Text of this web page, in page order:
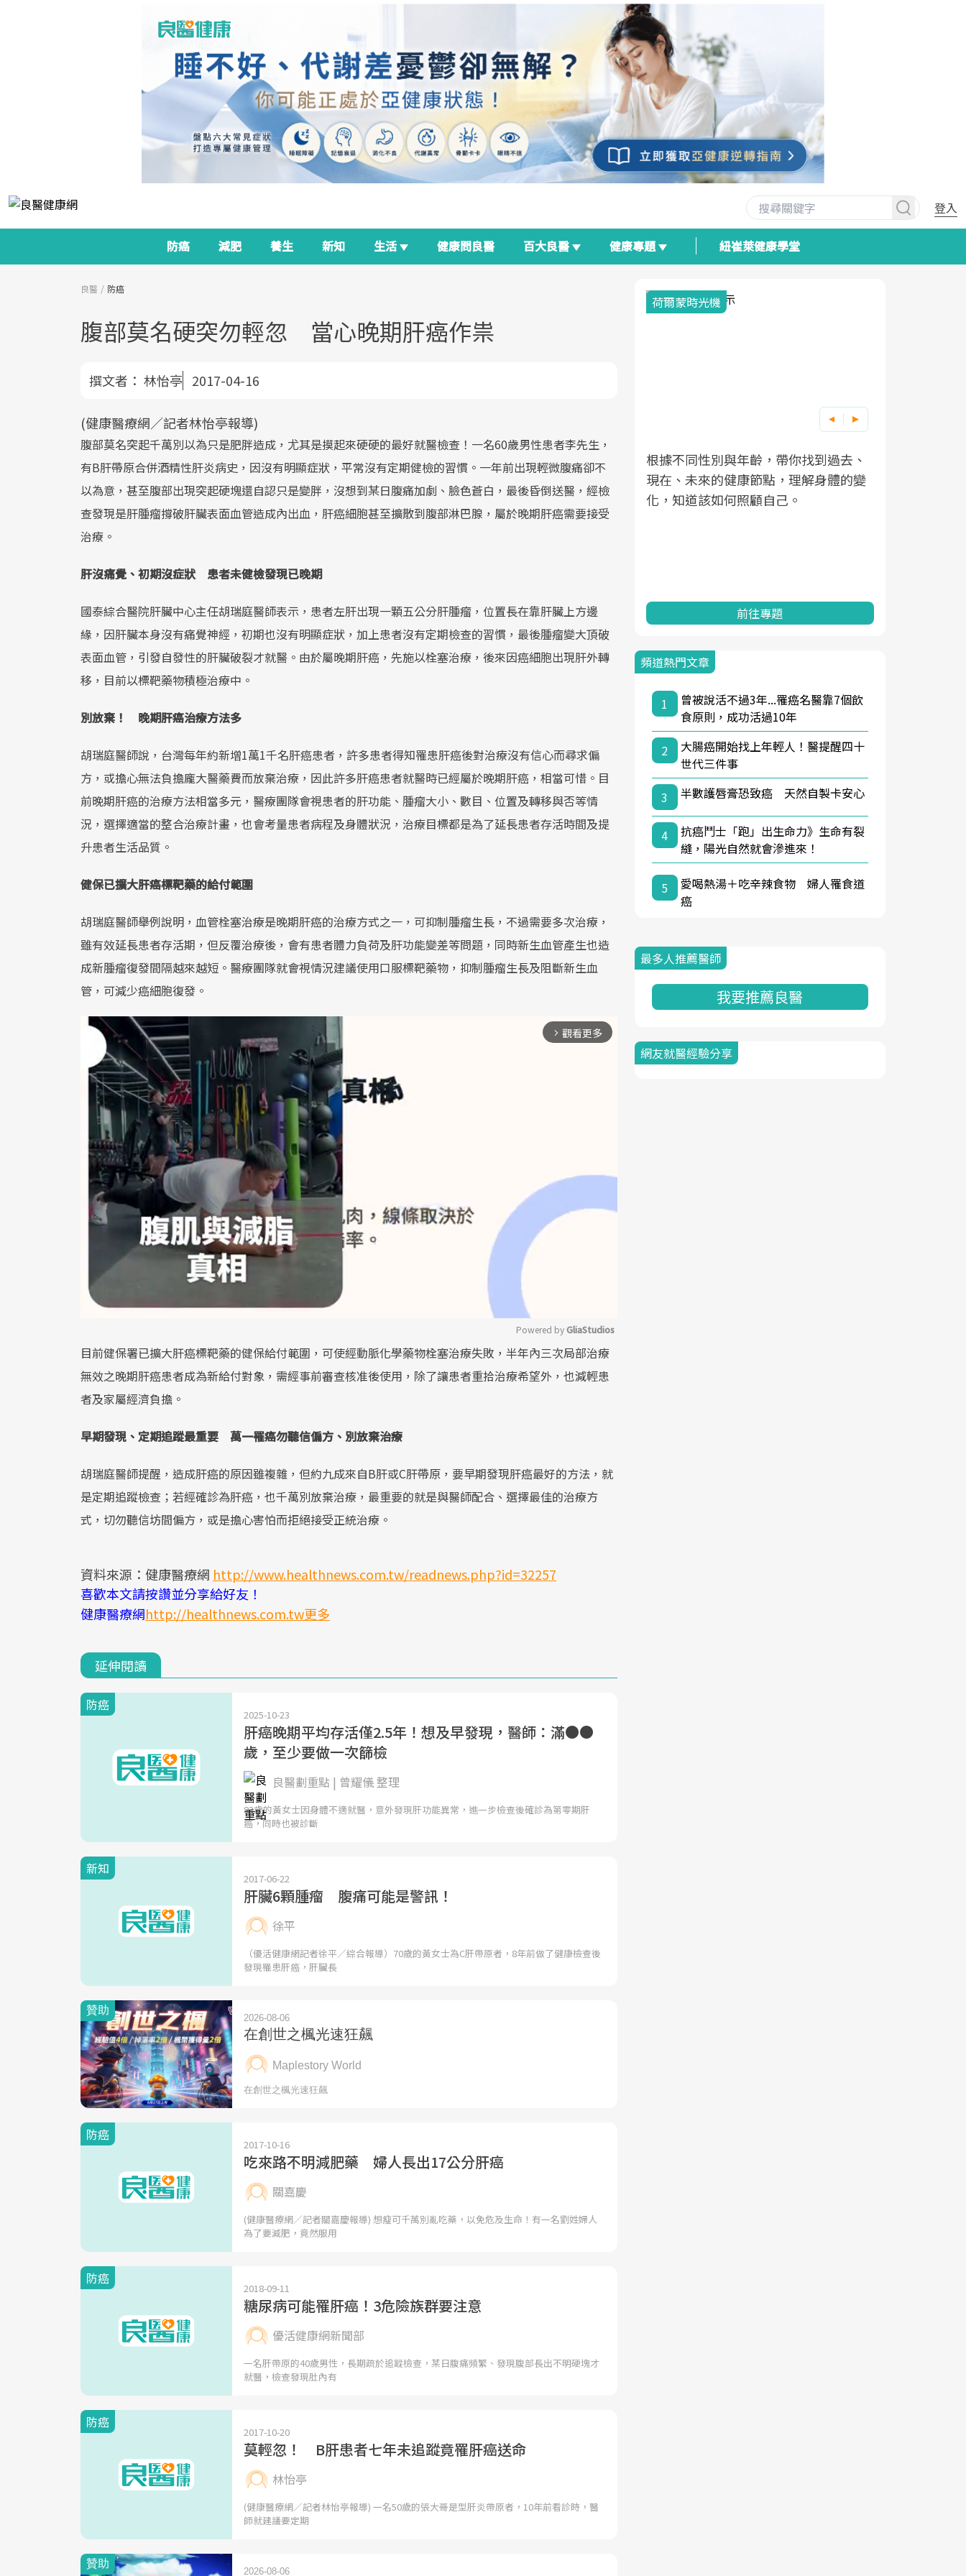
登入
防癌 減肥 養生 新知 生活 健康問良醫 百大良醫 健康專題 紐崔萊健康學堂
良醫 防癌
腹部莫名硬突勿輕忽 當心晚期肝癌作祟
撰文者： 林怡亭 2017-04-16
(健康醫療網／記者林怡亭報導)
腹部莫名突起千萬別以為只是肥胖造成，尤其是摸起來硬硬的最好就醫檢查！一名60歲男性患者李先生，
有B肝帶原合併酒精性肝炎病史，因沒有明顯症狀，平常沒有定期健檢的習慣。一年前出現輕微腹痛卻不
以為意，甚至腹部出現突起硬塊還自認只是變胖，沒想到某日腹痛加劇、臉色蒼白，最後昏倒送醫，經檢
查發現是肝腫瘤撐破肝臟表面血管造成內出血，肝癌細胞甚至擴散到腹部淋巴腺，屬於晚期肝癌需要接受
治療。
肝沒痛覺、初期沒症狀 患者未健檢發現已晚期
國泰綜合醫院肝臟中心主任胡瑞庭醫師表示，患者左肝出現一顆五公分肝腫瘤，位置長在靠肝臟上方邊
緣，因肝臟本身沒有痛覺神經，初期也沒有明顯症狀，加上患者沒有定期檢查的習慣，最後腫瘤變大頂破
表面血管，引發自發性的肝臟破裂才就醫。由於屬晚期肝癌，先施以栓塞治療，後來因癌細胞出現肝外轉
移，目前以標靶藥物積極治療中。
別放棄！ 晚期肝癌治療方法多
胡瑞庭醫師說，台灣每年約新增1萬1千名肝癌患者，許多患者得知罹患肝癌後對治療沒有信心而尋求偏
方，或擔心無法負擔龐大醫藥費而放棄治療，因此許多肝癌患者就醫時已經屬於晚期肝癌，相當可惜。目
前晚期肝癌的治療方法相當多元，醫療團隊會視患者的肝功能、腫瘤大小、數目、位置及轉移與否等情
況，選擇適當的整合治療計畫，也會考量患者病程及身體狀況，治療目標都是為了延長患者存活時間及提
升患者生活品質。
健保已擴大肝癌標靶藥的給付範圍
胡瑞庭醫師舉例說明，血管栓塞治療是晚期肝癌的治療方式之一，可抑制腫瘤生長，不過需要多次治療，
雖有效延長患者存活期，但反覆治療後，會有患者體力負荷及肝功能變差等問題，同時新生血管產生也造
成新腫瘤復發間隔越來越短。醫療團隊就會視情況建議使用口服標靶藥物，抑制腫瘤生長及阻斷新生血
管，可減少癌細胞復發。
arrow_forward_ios 觀看更多
Mute
Powered by GliaStudios
目前健保署已擴大肝癌標靶藥的健保給付範圍，可使經動脈化學藥物栓塞治療失敗，半年內三次局部治療
無效之晚期肝癌患者成為新給付對象，需經事前審查核准後使用，除了讓患者重拾治療希望外，也減輕患
者及家屬經濟負擔。
早期發現、定期追蹤最重要 萬一罹癌勿聽信偏方、別放棄治療
胡瑞庭醫師提醒，造成肝癌的原因雖複雜，但約九成來自B肝或C肝帶原，要早期發現肝癌最好的方法，就
是定期追蹤檢查；若經確診為肝癌，也千萬別放棄治療，最重要的就是與醫師配合、選擇最佳的治療方
式，切勿聽信坊間偏方，或是擔心害怕而拒絕接受正統治療。
資料來源：健康醫療網 http://www.healthnews.com.tw/readnews.php?id=32257
喜歡本文請按讚並分享給好友！
健康醫療網http://healthnews.com.tw更多
延伸閱讀
防癌
2025-10-23
肝癌晚期平均存活僅2.5年！想及早發現，醫師：滿●●
歲，至少要做一次篩檢
良醫劃重點 | 曾耀儀 整理
83歲的黃女士因身體不適就醫，意外發現肝功能異常，進一步檢查後確診為第零期肝
癌，同時也被診斷
新知
2017-06-22
肝臟6顆腫瘤 腹痛可能是警訊！
徐平
（優活健康網記者徐平／綜合報導）70歲的黃女士為C肝帶原者，8年前做了健康檢查後
發現罹患肝癌，肝臟長
防癌
2017-10-16
吃來路不明減肥藥 婦人長出17公分肝癌
關嘉慶
(健康醫療網／記者關嘉慶報導) 想瘦可千萬別亂吃藥，以免危及生命！有一名劉姓婦人
為了要減肥，竟然服用
防癌
2018-09-11
糖尿病可能罹肝癌！3危險族群要注意
優活健康網新聞部
一名肝帶原的40歲男性，長期疏於追蹤檢查，某日腹痛頻繁、發現腹部長出不明硬塊才
就醫，檢查發現肚內有
防癌
2017-10-20
莫輕忽！ B肝患者七年未追蹤竟罹肝癌送命
林怡亭
(健康醫療網／記者林怡亭報導) 一名50歲的張大哥是型肝炎帶原者，10年前看診時，醫
師就建議要定期
面對超高齡社會的浪潮，台灣正在快速
邁向「健康照護」的新時代。隨著國家
政策如「健康台灣推動委員會」與「長
照3.0」的推進，「預防醫學」已成全民
前往專題
2025年，就到良醫生活祭體驗「一站式
健康新生活」，從講座、體驗到運動，
全面啟動你的健康革命！
前往專題
良醫健康網從「換季的身體變化」出
發，透過醫學觀點與日常感受的對話，
建立對亞健康的認知，進而引導實際的
改善行動。
前往專題
荷爾蒙時光機
根據不同性別與年齡，帶你找到過去、
現在、未來的健康節點，理解身體的變
化，知道該如何照顧自己。
前往專題
頻道熱門文章
1
曾被說活不過3年...罹癌名醫靠7個飲
食原則，成功活過10年
2
大腸癌開始找上年輕人！醫提醒四十
世代三件事
3
半數護唇膏恐致癌 天然自製卡安心
4
抗癌鬥士「跑」出生命力》生命有裂
縫，陽光自然就會滲進來！
5
愛喝熱湯＋吃辛辣食物 婦人罹食道
癌
最多人推薦醫師
我要推薦良醫
網友就醫經驗分享